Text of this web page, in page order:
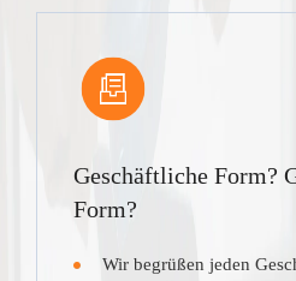
Geschäftliche Form?
Form?
Wir begrüßen jeden